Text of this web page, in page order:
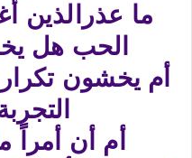
ما عذرالذين
الحب هل
أم يخشون
أم أن أمراً